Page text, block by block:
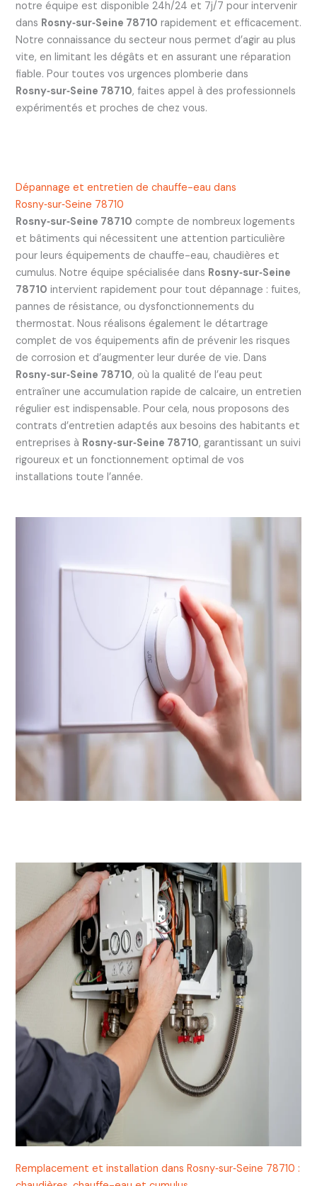
notre équipe est disponible 24h/24 et 7j/7 pour intervenir
dans Rosny‑sur‑Seine 78710 rapidement et efficacement.
Notre connaissance du secteur nous permet d’agir au plus
vite, en limitant les dégâts et en assurant une réparation
fiable. Pour toutes vos urgences plomberie dans
Rosny‑sur‑Seine 78710, faites appel à des professionnels
expérimentés et proches de chez vous.
Dépannage et entretien de chauffe-eau dans
Rosny‑sur‑Seine 78710
Rosny‑sur‑Seine 78710 compte de nombreux logements
et bâtiments qui nécessitent une attention particulière
pour leurs équipements de chauffe-eau, chaudières et
cumulus. Notre équipe spécialisée dans Rosny‑sur‑Seine
78710 intervient rapidement pour tout dépannage : fuites,
pannes de résistance, ou dysfonctionnements du
thermostat. Nous réalisons également le détartrage
complet de vos équipements afin de prévenir les risques
de corrosion et d’augmenter leur durée de vie. Dans
Rosny‑sur‑Seine 78710, où la qualité de l’eau peut
entraîner une accumulation rapide de calcaire, un entretien
régulier est indispensable. Pour cela, nous proposons des
contrats d’entretien adaptés aux besoins des habitants et
entreprises à Rosny‑sur‑Seine 78710, garantissant un suivi
rigoureux et un fonctionnement optimal de vos
installations toute l’année.
Remplacement et installation dans Rosny‑sur‑Seine 78710 :